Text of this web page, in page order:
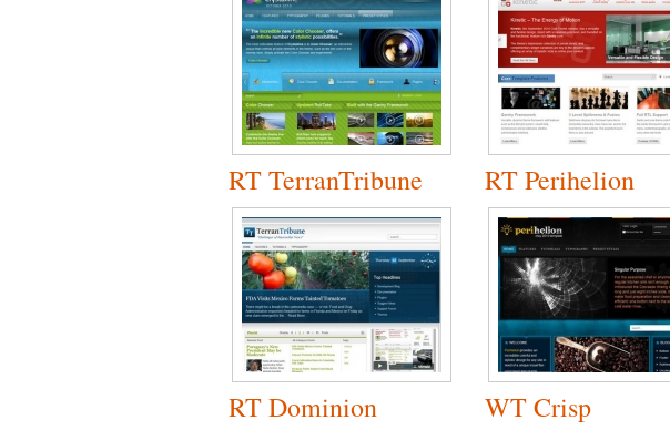
RT TerranTribune RT Perihelion
RT Dominion WT Crisp